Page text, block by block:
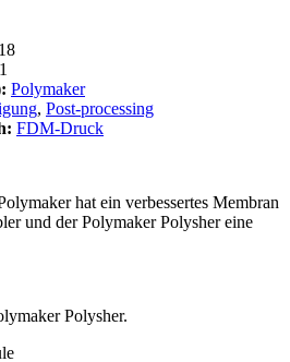
Polymaker
, Post-processing
FDM-Druck
hat ein verbessertes Membran
und der Polymaker Polysher eine
Polysher.